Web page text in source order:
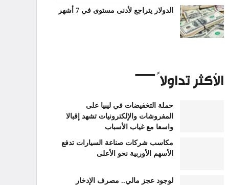
الدولار يتراجع لأدنى مستوى في 7 أشهر
الأكثر تداولاً
حملة التخفيضات في ليبيا على
المفروشات والإلكترونيات تشهد إقبالا
واسعا مع غياب الأسباب
مكاسب شركات صناعة السيارات تدفع
الأسهم الأوربية نحو الأعلى
لوجود عجز مالي.. مصرف الإدخار